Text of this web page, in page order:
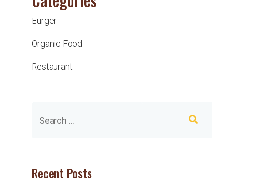
Burger
Organic Food
Restaurant
Recent Posts